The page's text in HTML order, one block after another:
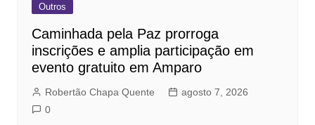
Outros
Caminhada pela Paz prorroga
inscrições e amplia participação em
evento gratuito em Amparo
Robertão Chapa Quente
agosto 7, 2026
0